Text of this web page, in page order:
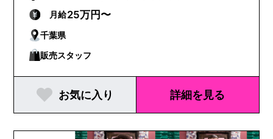
月給25万円〜
千葉県
販売スタッフ
お気に入り 詳細を見る